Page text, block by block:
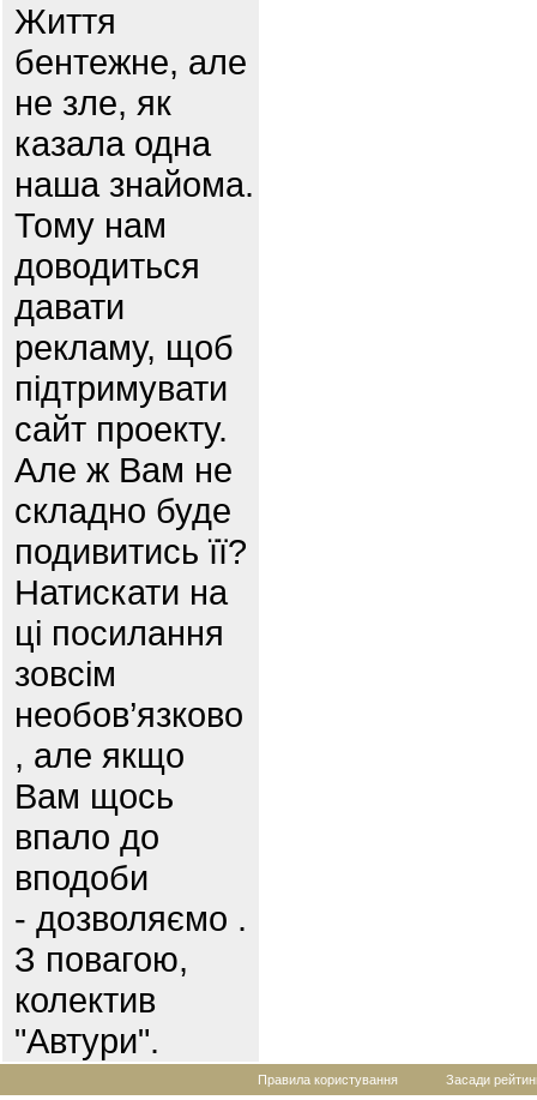
Життя
бентежне, але
не зле, як
казала одна
наша знайома.
Тому нам
доводиться
давати
рекламу, щоб
підтримувати
сайт проекту.
Але ж Вам не
складно буде
подивитись її?
Натискати на
ці посилання
зовсім
необов’язково
, але якщо
Вам щось
впало до
вподоби
- дозволяємо .
З повагою,
колектив
"Автури".
Правила користування Засади